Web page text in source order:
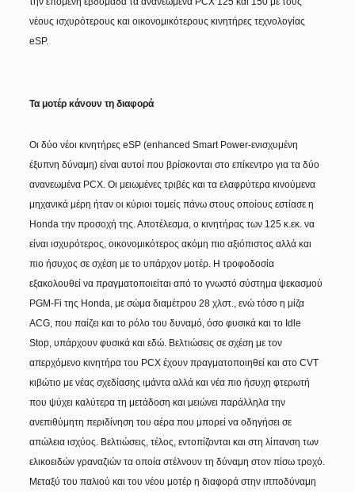
νέους ισχυρότερους και οικονομικότερους κινητήρες τεχνολογίας
eSP.
Τα μοτέρ κάνουν τη διαφορά
Οι δύο νέοι κινητήρες eSP (enhanced Smart Power-ενισχυμένη
έξυπνη δύναμη) είναι αυτοί που βρίσκονται στο επίκεντρο για τα δύο
ανανεωμένα PCX. Οι μειωμένες τριβές και τα ελαφρύτερα κινούμενα
μηχανικά μέρη ήταν οι κύριοι τομείς πάνω στους οποίους εστίασε η
Honda την προσοχή της. Αποτέλεσμα, ο κινητήρας των 125 κ.εκ. να
είναι ισχυρότερος, οικονομικότερος ακόμη πιο αξιόπιστος αλλά και
πιο ήσυχος σε σχέση με το υπάρχον μοτέρ. Η τροφοδοσία
εξακολουθεί να πραγματοποιείται από το γνωστό σύστημα ψεκασμού
PGM-Fi της Honda, με σώμα διαμέτρου 28 χλστ., ενώ τόσο η μίζα
ACG, που παίζει και το ρόλο του δυναμό, όσο φυσικά και το Idle
Stop, υπάρχουν φυσικά και εδώ. Βελτιώσεις σε σχέση με τον
απερχόμενο κινητήρα του PCX έχουν πραγματοποιηθεί και στο CVT
κιβώτιο με νέας σχεδίασης ιμάντα αλλά και νέα πιο ήσυχη φτερωτή
που ψύχει καλύτερα τη μετάδοση και μειώνει παράλληλα την
ανεπιθύμητη περιδίνηση του αέρα που μπορεί να οδηγήσει σε
απώλεια ισχύος. Βελτιώσεις, τέλος, εντοπίζονται και στη λίπανση των
ελικοειδών γραναζιών τα οποία στέλνουν τη δύναμη στον πίσω τροχό.
Μεταξύ του παλιού και του νέου μοτέρ η διαφορά στην ιπποδύναμη